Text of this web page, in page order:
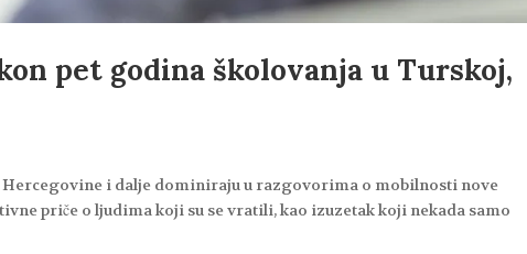
pet godina školovanja u Turskoj,
i dalje dominiraju u razgovorima o mobilnosti nove
priče o ljudima koji su se vratili, kao izuzetak koji nekada samo